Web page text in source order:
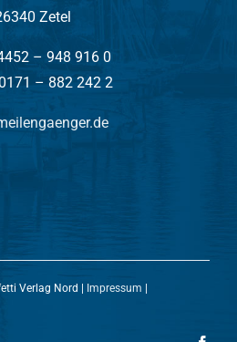
Zetel
– 948 916 0
– 882 242 2
Verlag Nord | Impressum